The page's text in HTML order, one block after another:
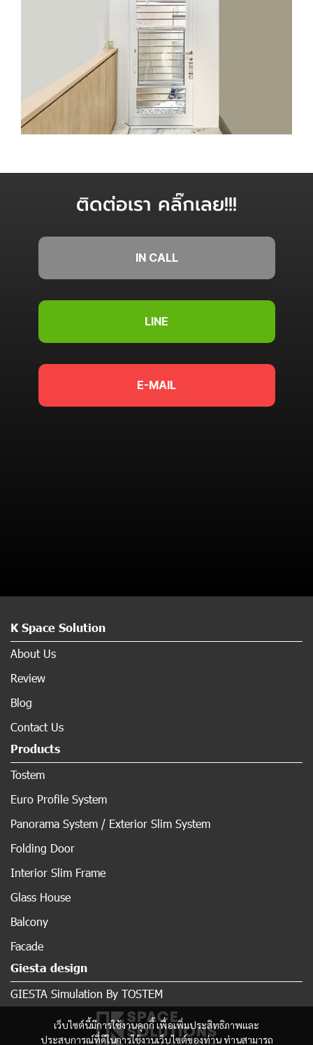
ติดต่อเรา คลิ๊กเลย!!!
IN CALL
LINE
E-MAIL
เว็บไซต์นี้มีการใช้งานคุกกี้ เพื่อเพิ่มประสิทธิภาพและ
ประสบการณ์ที่ดีในการใช้งานเว็บไซต์ของท่าน ท่านสามารถ
K Space Solution
About Us
Review
Blog
Contact Us
Products
Tostem
Euro Profile System
Panorama System / Exterior Slim System
Folding Door
Interior Slim Frame
Glass House
Balcony
Facade
Giesta design
GIESTA Simulation By TOSTEM